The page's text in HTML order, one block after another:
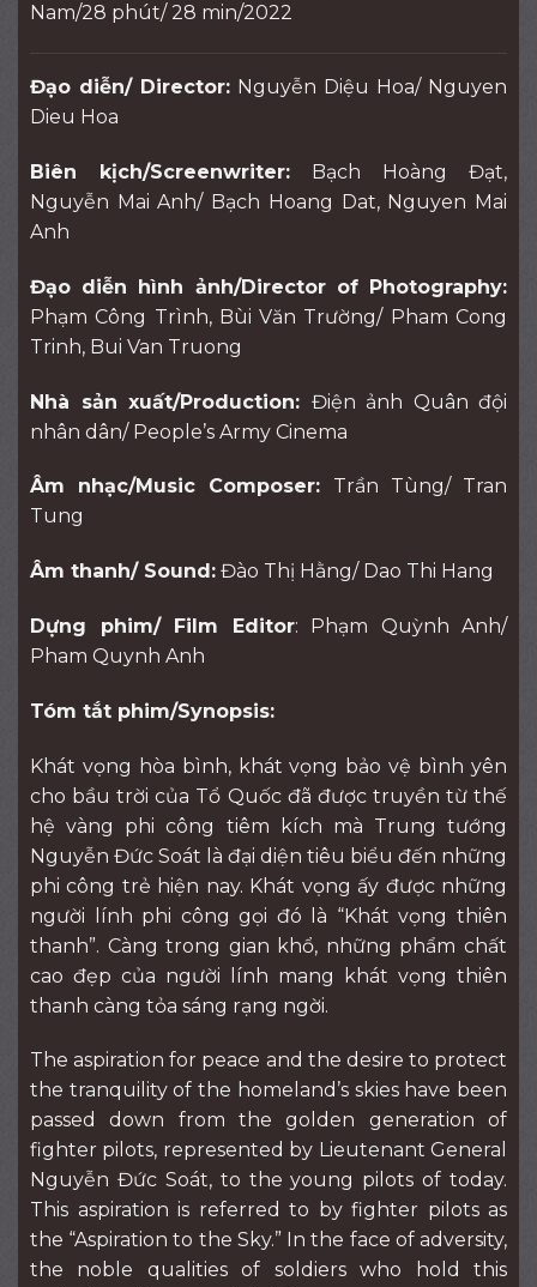
Nam/28 phút/ 28 min/2022
Đạo diễn/ Director: Nguyễn Diệu Hoa/ Nguyen
Dieu Hoa
Biên kịch/Screenwriter: Bạch Hoàng Đạt,
Nguyễn Mai Anh/ Bạch Hoang Dat, Nguyen Mai
Anh
Đạo diễn hình ảnh/Director of Photography:
Phạm Công Trình, Bùi Văn Trường/ Pham Cong
Trinh, Bui Van Truong
Nhà sản xuất/Production: Điện ảnh Quân đội
nhân dân/ People’s Army Cinema
Âm nhạc/Music Composer: Trần Tùng/ Tran
Tung
Âm thanh/ Sound: Đào Thị Hằng/ Dao Thi Hang
Dựng phim/ Film Editor: Phạm Quỳnh Anh/
Pham Quynh Anh
Tóm tắt phim/Synopsis:
Khát vọng hòa bình, khát vọng bảo vệ bình yên
cho bầu trời của Tổ Quốc đã được truyền từ thế
hệ vàng phi công tiêm kích mà Trung tướng
Nguyễn Đức Soát là đại diện tiêu biểu đến những
phi công trẻ hiện nay. Khát vọng ấy được những
người lính phi công gọi đó là “Khát vọng thiên
thanh”. Càng trong gian khổ, những phẩm chất
cao đẹp của người lính mang khát vọng thiên
thanh càng tỏa sáng rạng ngời.
The aspiration for peace and the desire to protect
the tranquility of the homeland’s skies have been
passed down from the golden generation of
fighter pilots, represented by Lieutenant General
Nguyễn Đức Soát, to the young pilots of today.
This aspiration is referred to by fighter pilots as
the “Aspiration to the Sky.” In the face of adversity,
the noble qualities of soldiers who hold this